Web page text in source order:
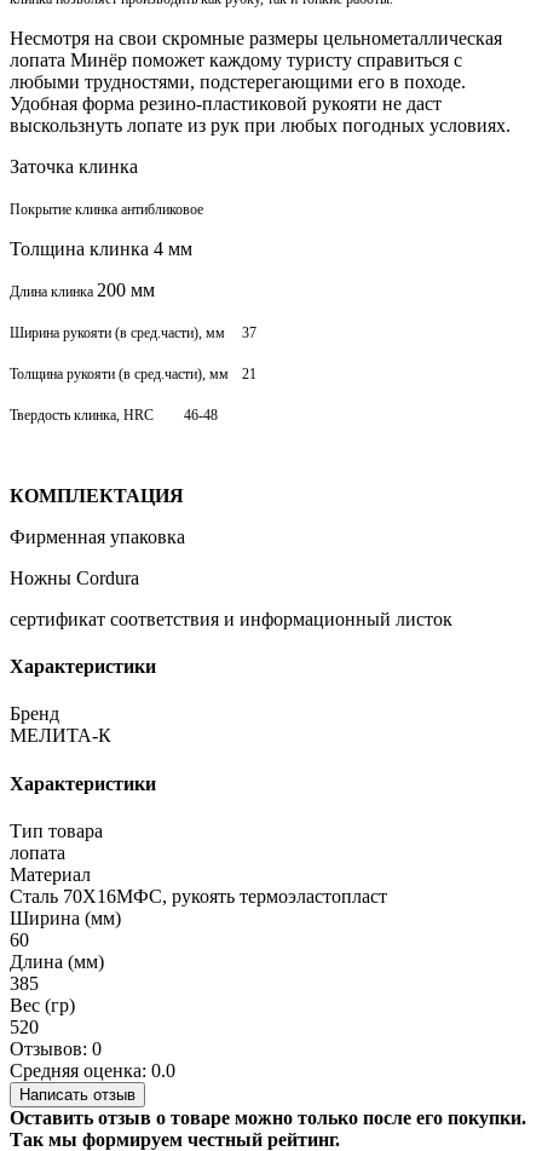
Несмотря на свои скромные размеры цельнометаллическая
лопата Минёр поможет каждому туристу справиться с
любыми трудностями, подстерегающими его в походе.
Удобная форма резино-пластиковой рукояти не даст
выскользнуть лопате из рук при любых погодных условиях.
Заточка клинка
Покрытие клинка антибликовое
Толщина клинка 4 мм
Длина клинка 200 мм
Ширина рукояти (в сред.части), мм 37
Толщина рукояти (в сред.части), мм 21
Твердость клинка, HRC 46-48
КОМПЛЕКТАЦИЯ
Фирменная упаковка
Ножны Cordura
сертификат соответствия и информационный листок
Характеристики
Бренд
МЕЛИТА-К
Характеристики
Тип товара
лопата
Материал
Сталь 70Х16МФС, рукоять термоэластопласт
Ширина (мм)
60
Длина (мм)
385
Вес (гр)
520
Отзывов: 0
Средняя оценка: 0.0
Написать отзыв
Оставить отзыв о товаре можно только после его покупки.
Так мы формируем честный рейтинг.